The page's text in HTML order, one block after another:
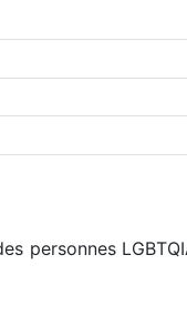
personnes